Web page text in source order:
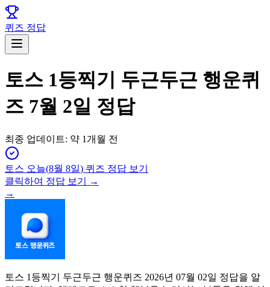
퀴즈 정답
토스 1등찍기 두근두근 행운퀴
즈 7월 2일 정답
최종 업데이트: 약 1개월 전
토스 오늘(8월 8일) 퀴즈 정답 보기
클릭하여 정답 보기 →
→
토스 1등찍기 두근두근 행운퀴즈 2026년 07월 02일 정답을 알